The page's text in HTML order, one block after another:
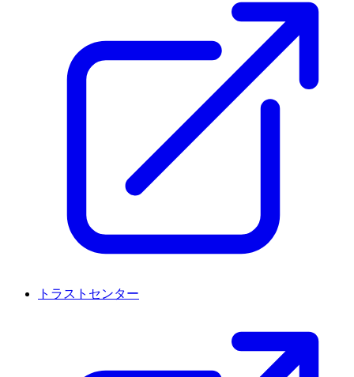
トラストセンター